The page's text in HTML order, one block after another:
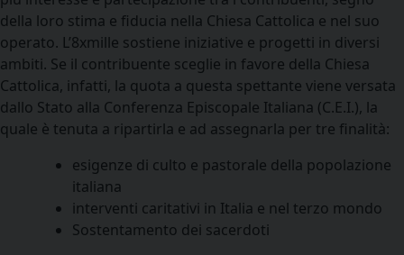
della loro stima e fiducia nella Chiesa Cattolica e nel suo
operato. L’8xmille sostiene iniziative e progetti in diversi
ambiti. Se il contribuente sceglie in favore della Chiesa
Cattolica, infatti, la quota a questa spettante viene versata
dallo Stato alla Conferenza Episcopale Italiana (C.E.I.), la
quale è tenuta a ripartirla e ad assegnarla per tre finalità:
esigenze di culto e pastorale della popolazione
italiana
interventi caritativi in Italia e nel terzo mondo
Sostentamento dei sacerdoti